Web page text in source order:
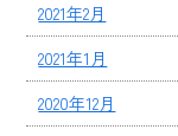
2021年2月
2021年1月
2020年12月